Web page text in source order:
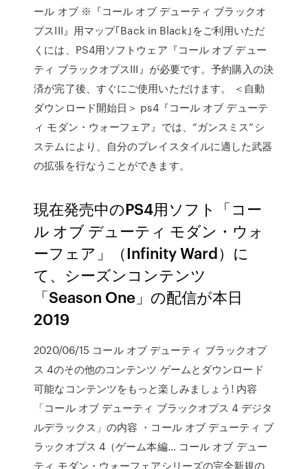
ール オブ ※『コール オブ デューティ ブラックオ
プスIII』用マップ｢Back in Black｣をご利用いただ
くには、PS4用ソフトウェア『コール オブ デュー
ティ ブラックオプスIII』が必要です。予約購入の決
済が完了後、すぐにご使用いただけます。 ＜自動
ダウンロード開始日＞ ps4『コール オブ デューテ
ィ モダン・ウォーフェア』では、“ガンスミス”シ
ステムにより、自分のプレイスタイルに適した武器
の拡張を行なうことができます。
現在発売中のPS4用ソフト「コー
ル オブ デューティ モダン・ウォ
ーフェア」（Infinity Ward）に
て、シーズンコンテンツ
「Season One」の配信が本日
2019
2020/06/15 コール オブ デューティ ブラックオプ
ス 4のその他のコンテンツ ゲームとダウンロード
可能なコンテンツをもっと楽しみましょう! 内容
「コール オブ デューティ ブラックオプス 4 デジタ
ルデラックス」の内容 ・コール オブ デューティ ブ
ラックオプス 4（ゲーム本編… コール オブ デュー
ティ モダン・ウォーフェアシリーズの完全新規の